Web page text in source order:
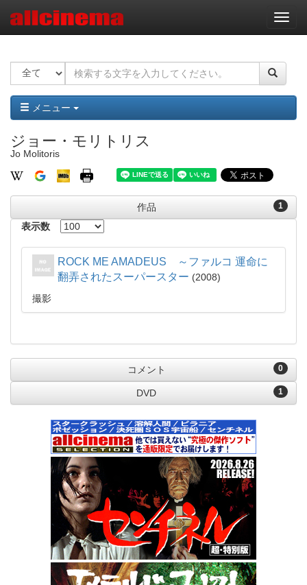
ナ
ビ
ー
ョ
ン
メニュー
ジョー・モリトリス
Jo Molitoris
1
作品
表示数
ROCK ME AMADEUS ～ファルコ 運命に
翻弄されたスーパースター
2008
撮影
0
コメント
1
DVD